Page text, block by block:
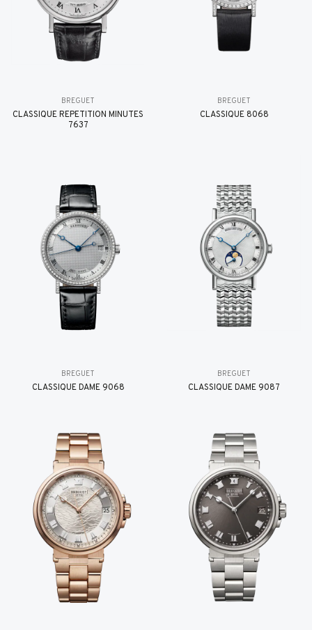
BREGUET
CLASSIQUE RÉPÉTITION MINUTES
7637
BREGUET
CLASSIQUE 8068
BREGUET
CLASSIQUE DAME 9068
BREGUET
CLASSIQUE DAME 9087